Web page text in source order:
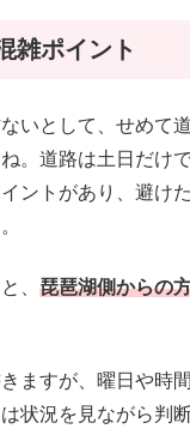
雑ポイント
いとして、せめて
。道路は土日だけ
ントがあり、避け
、 琵琶湖側からの
ますが、曜日や時
状況を見ながら判